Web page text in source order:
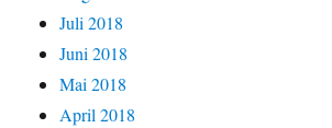
Juli 2018
Juni 2018
Mai 2018
April 2018